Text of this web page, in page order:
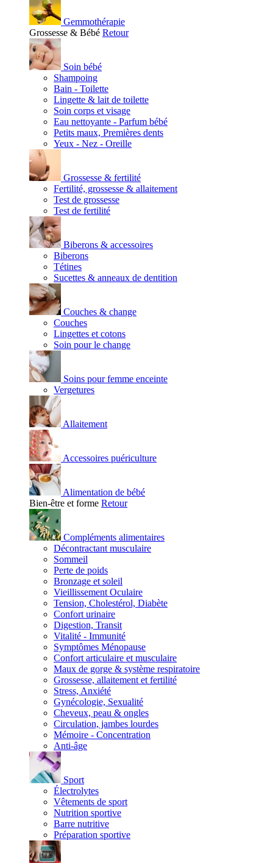
Gemmothérapie
Grossesse & Bébé Retour
Soin bébé
Shampoing
Bain - Toilette
Lingette & lait de toilette
Soin corps et visage
Eau nettoyante - Parfum bébé
Petits maux, Premières dents
Yeux - Nez - Oreille
Grossesse & fertilité
Fertilité, grossesse & allaitement
Test de grossesse
Test de fertilité
Biberons & accessoires
Biberons
Tétines
Sucettes & anneaux de dentition
Couches & change
Couches
Lingettes et cotons
Soin pour le change
Soins pour femme enceinte
Vergetures
Allaitement
Accessoires puériculture
Alimentation de bébé
Bien-être et forme Retour
Compléments alimentaires
Décontractant musculaire
Sommeil
Perte de poids
Bronzage et soleil
Vieillissement Oculaire
Tension, Cholestérol, Diabète
Confort urinaire
Digestion, Transit
Vitalité - Immunité
Symptômes Ménopause
Confort articulaire et musculaire
Maux de gorge & système respiratoire
Grossesse, allaitement et fertilité
Stress, Anxiété
Gynécologie, Sexualité
Cheveux, peau & ongles
Circulation, jambes lourdes
Mémoire - Concentration
Anti-âge
Sport
Électrolytes
Vêtements de sport
Nutrition sportive
Barre nutritive
Préparation sportive